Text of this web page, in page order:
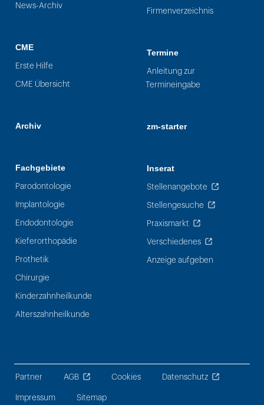
News-Archiv
CME
Erste Hilfe
CME Übersicht
Archiv
Fachgebiete
Parodontologie
Implantologie
Endodontologie
Kieferorthopädie
Prothetik
Chirurgie
Kinderzahnheilkunde
Alterszahnheilkunde
Firmenverzeichnis
Termine
Anleitung zur
Termineingabe
zm-starter
Inserat
Stellenangebote
Stellengesuche
Praxismarkt
Verschiedenes
Anzeige aufgeben
Partner AGB Cookies Datenschutz
Impressum Sitemap